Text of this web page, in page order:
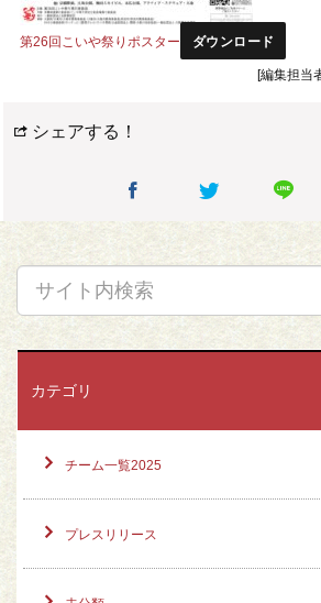
第26回こいや祭りポスター ダウンロード
[編集担当
シェアする！
カテゴリ
チーム一覧2025
プレスリリース